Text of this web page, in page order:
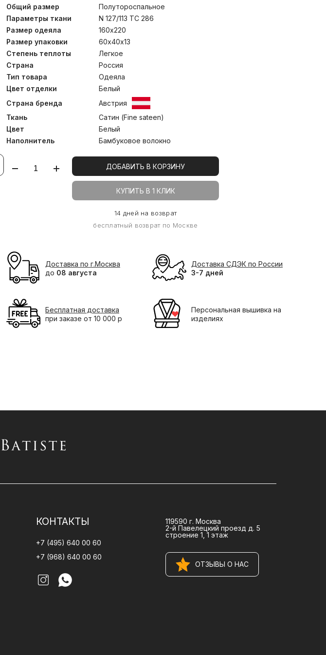
наполнителя внутренней камеры, который можно отбирать-
добавлять вручную, подбирая оптимальный объем. В коллекции
представлены всесезонные и легкие модели, что позволит
подобрать идеальный продукт, подходящий вашим
индивидуальным запросам. Стирка при температуре до 30С°
Общий размер
Полутороспальное
Параметры ткани
N 127/113 TC 286
Размер одеяла
160х220
Размер упаковки
60х40х13
Степень теплоты
Легкое
Страна
Россия
Тип товара
Одеяла
Цвет отделки
Белый
Страна бренда
Австрия
Ткань
Сатин (Fine sateen)
Цвет
Белый
Наполнитель
Бамбуковое волокно
ДОБАВИТЬ В КОРЗИНУ
КУПИТЬ В 1 КЛИК
14 дней на возврат
бесплатный возврат по Москве
Доставка по г.Москва
до 08 августа
Доставка СДЭК по России
3-7 дней
Бесплатная доставка
при заказе от 10 000 р
Персональная вышивка на
изделиях
КОНТАКТЫ
+7 (495) 640 00 60
+7 (968) 640 00 60
119590 г. Москва
2-й Павелецкий проезд д. 5
строение 1, 1 этаж
ОТЗЫВЫ О НАС